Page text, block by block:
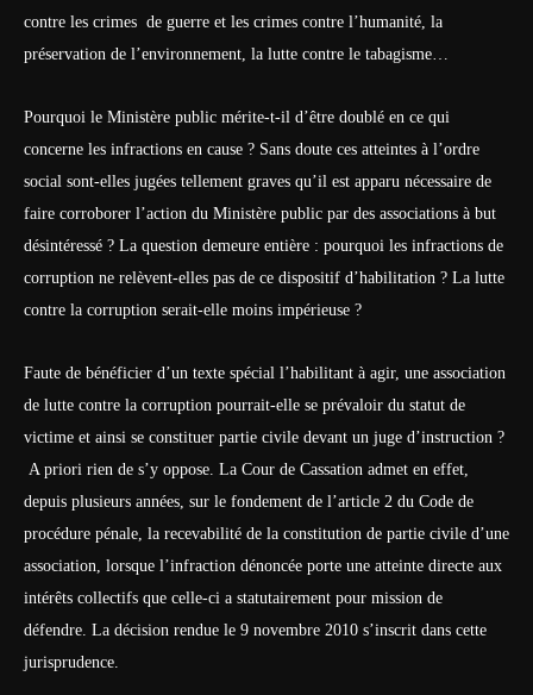
contre les crimes de guerre et les crimes contre l’humanité, la
préservation de l’environnement, la lutte contre le tabagisme…
Pourquoi le Ministère public mérite-t-il d’être doublé en ce qui
concerne les infractions en cause ? Sans doute ces atteintes à l’ordre
social sont-elles jugées tellement graves qu’il est apparu nécessaire de
faire corroborer l’action du Ministère public par des associations à but
désintéressé ? La question demeure entière : pourquoi les infractions de
corruption ne relèvent-elles pas de ce dispositif d’habilitation ? La lutte
contre la corruption serait-elle moins impérieuse ?
Faute de bénéficier d’un texte spécial l’habilitant à agir, une association
de lutte contre la corruption pourrait-elle se prévaloir du statut de
victime et ainsi se constituer partie civile devant un juge d’instruction ?
A priori rien de s’y oppose. La Cour de Cassation admet en effet,
depuis plusieurs années, sur le fondement de l’article 2 du Code de
procédure pénale, la recevabilité de la constitution de partie civile d’une
association, lorsque l’infraction dénoncée porte une atteinte directe aux
intérêts collectifs que celle-ci a statutairement pour mission de
défendre. La décision rendue le 9 novembre 2010 s’inscrit dans cette
jurisprudence.